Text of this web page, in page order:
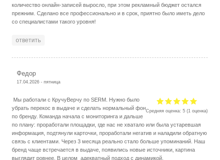
количество онлайн-записей выросло, при этом рекламный бюджет остался
прежним. Сделано все профессионально и в срок, приятно было иметь дело
со специалистами такого уровня!
ответить
Федор
17.04.2026 - пятница
Средняя оценка:5 (1 оценка)
Мы работали с КручуВерчу по SERM. Нужно было
убрать перекос в выдаче и сделать нормальный фон
по бренду. Команда начала с мониторинга и дальше
по плану: проработали площадки, где нас не хватало или была устаревшая
информация, подтянули карточки, проработали негатив и наладили обратную
связь с клиентами. Через 3 месяца реально стало больше упоминаний. Наш
бренд чаще встречается в выдаче, появились новые источники, картина
выглядит ровнее. В целом адекватный подход с динамикой.